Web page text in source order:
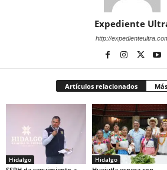
Expediente
http://
Artículos relacionados
Hidalgo Hidalgo